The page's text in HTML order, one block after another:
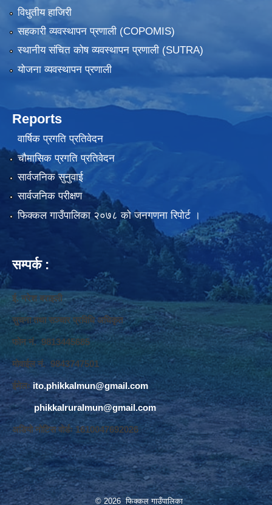
विधुतीय हाजिरी
सहकारी व्यवस्थापन प्रणाली (COPOMIS)
स्थानीय संचित कोष व्यवस्थापन प्रणाली (SUTRA)
योजना व्यवस्थापन प्रणाली
Reports
वार्षिक प्रगति प्रतिवेदन
चौमासिक प्रगति प्रतिवेदन
सार्वजनिक सुनुवाई
सार्वजनिक परीक्षण
फिक्कल गाउँपालिका २०७८ को जनगणना रिपोर्ट ।
सम्पर्क :
ई. नरेश बराइली
सुचना तथा सञ्‍चार प्रविधि अधिकृत
फोन नं. 9813445685
मोवाईल नं. 9843747501
ईमेलः ito.phikkalmun@gmail.com
phikkalruralmun@gmail.com
अडियो नोटिस वोर्डः 1610047692026
© 2026 फिक्कल गाउँपालिका